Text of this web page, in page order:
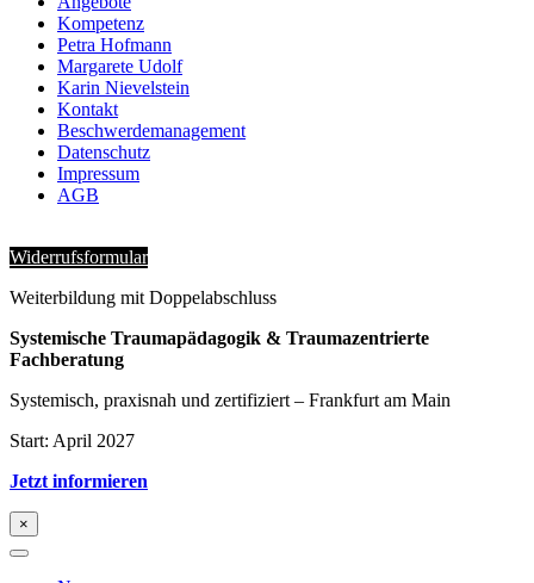
Kompetenz
Petra Hofmann
Margarete Udolf
Karin Nievelstein
Kontakt
Beschwerdemanagement
Datenschutz
Impressum
AGB
Widerrufsformular
Weiterbildung mit Doppelabschluss
Systemische Traumapädagogik & Traumazentrierte
Fachberatung
Systemisch, praxisnah und zertifiziert – Frankfurt am Main
Start: April 2027
Jetzt informieren
×